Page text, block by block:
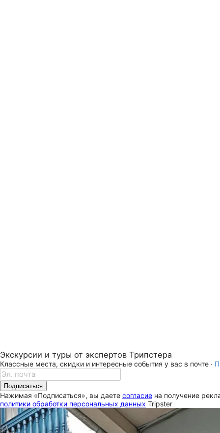
Экскурсии и туры от экспертов Трипстера
Классные места, скидки и интересные события у вас в почте ·
Подписаться
Нажимая «Подписаться», вы даете согласие на получение
политики обработки персональных данных Tripster